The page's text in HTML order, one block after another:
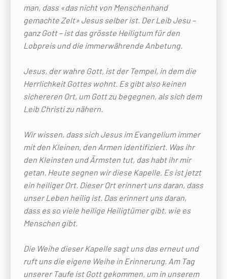
man, dass «das nicht von Menschenhand
gemachte Zelt» Jesus selber ist. Der Leib Jesu –
ganz Gott – ist das grösste Heiligtum für den
Lobpreis und die immerwährende Anbetung.
Jesus, der wahre Gott, ist der Tempel, in dem die
Herrlichkeit Gottes wohnt. Es gibt also keinen
sichereren Ort, um Gott zu begegnen, als sich dem
Leib Christi zu nähern.
Wir wissen, dass sich Jesus im Evangelium immer
mit den Kleinen, den Armen identifiziert. Was ihr
den Kleinsten und Ärmsten tut, das habt ihr mir
getan. Heute segnen wir diese Kapelle. Es ist jetzt
ein heiliger Ort. Dieser Ort erinnert uns daran, dass
unser Leben heilig ist. Das erinnert uns daran,
dass es so viele heilige Heiligtümer gibt, wie es
Menschen gibt.
Die Weihe dieser Kapelle sagt uns das erneut und
ruft uns die eigene Weihe in Erinnerung. Am Tag
unserer Taufe ist Gott gekommen, um in unserem